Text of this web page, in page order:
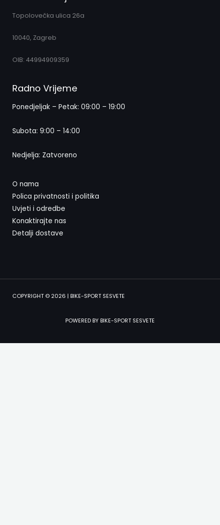
Topolovečka ulica 26a
10040, Zagreb
OIB: 44994909359
Radno Vrijeme
Ponedjeljak – Petak: 09:00 – 19:00
Subota: 9:00 – 14:00
Nedjelja: Zatvoreno
O nama
Polica privatnosti i politika
Uvjeti i odredbe
Konaktirajte nas
Detalji dostave
COPYRIGHT © 2026 | BIKE-SPORT SESVETE
POWERED BY BIKE-SPORT SESVETE